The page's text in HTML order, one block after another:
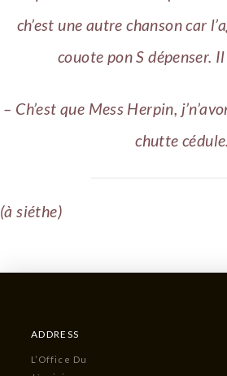
ch’est une autre chanson car
couote pon S dépenser.
– Ch’est que Mess Herpin,
chutte cédule.
(à siéthe)
ADDRESS
L’Office Du